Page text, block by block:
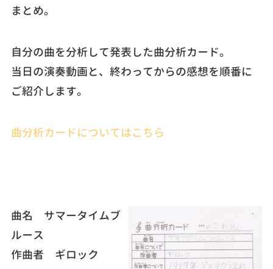
まとめ。
自分の曲を分析して発表した曲分析カード。
当日の演奏動画と、終わってからの感想を順番に
ご紹介します。
曲分析カードについてはこちら
曲名 サマータイムブ
ルース
作曲者 ギロック